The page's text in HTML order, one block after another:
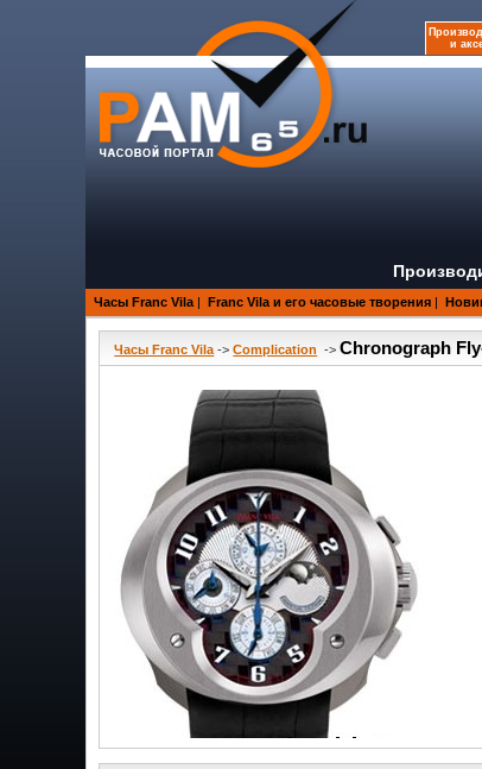
и
Часы Franc Vila | Franc Vila и его часовые творения |
Часы Franc Vila ->Complication ->Chronograph